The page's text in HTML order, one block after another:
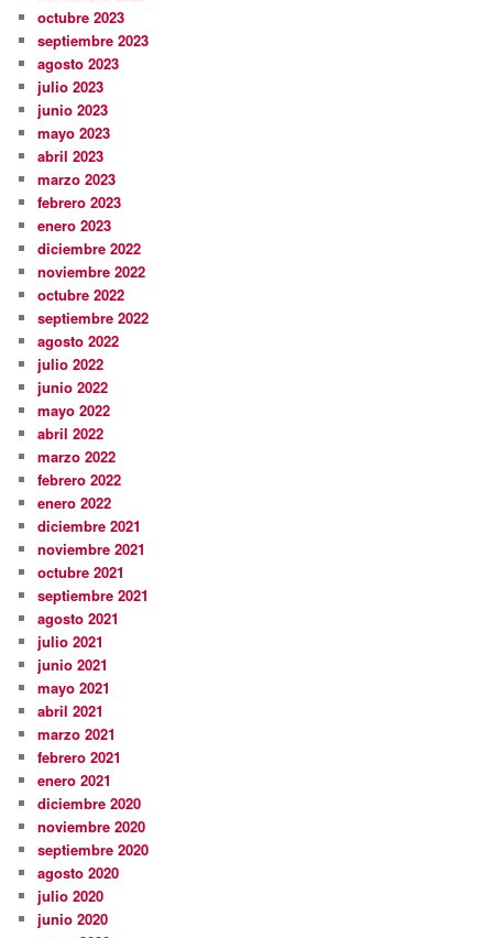
octubre 2023
septiembre 2023
agosto 2023
julio 2023
junio 2023
mayo 2023
abril 2023
marzo 2023
febrero 2023
enero 2023
diciembre 2022
noviembre 2022
octubre 2022
septiembre 2022
agosto 2022
julio 2022
junio 2022
mayo 2022
abril 2022
marzo 2022
febrero 2022
enero 2022
diciembre 2021
noviembre 2021
octubre 2021
septiembre 2021
agosto 2021
julio 2021
junio 2021
mayo 2021
abril 2021
marzo 2021
febrero 2021
enero 2021
diciembre 2020
noviembre 2020
septiembre 2020
agosto 2020
julio 2020
junio 2020